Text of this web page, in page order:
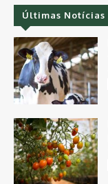
Últimas Notícias